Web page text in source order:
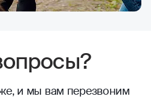
и мы вам перезвоним